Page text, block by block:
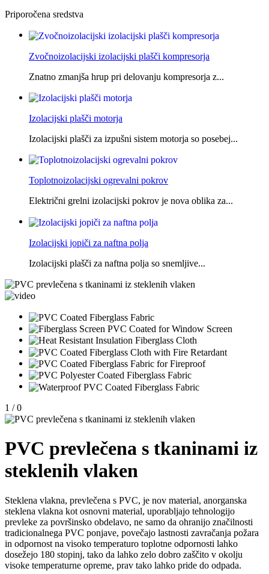
Priporočena sredstva
Zvočnoizolacijski izolacijski plašči kompresorja
Znatno zmanjša hrup pri delovanju kompresorja z...
Izolacijski plašči motorja
Izolacijski plašči za izpušni sistem motorja so posebej...
Toplotnoizolacijski ogrevalni pokrov
Električni grelni izolacijski pokrov je nova oblika za...
Izolacijski jopiči za naftna polja
Izolacijski plašči za naftna polja so snemljive...
1 / 0
PVC prevlečena s tkaninami iz
steklenih vlaken
Steklena vlakna, prevlečena s PVC, je nov material, anorganska
steklena vlakna kot osnovni material, uporabljajo tehnologijo
prevleke za površinsko obdelavo, ne samo da ohranijo značilnosti
tradicionalnega PVC ponjave, povečajo lastnosti zavračanja požara
in odpornost na visoko temperaturo toplotne odpornosti lahko
dosežejo 180 stopinj, tako da lahko zelo dobro zaščito v okolju
visoke temperaturne opreme, prav tako lahko pride do odpada.